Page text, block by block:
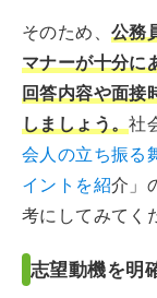
そのため、 公務
マナーが十分に
回答内容や面接
しましょう。社
会人の立ち振る
イントを紹介」
考にしてみてく
志望動機を明